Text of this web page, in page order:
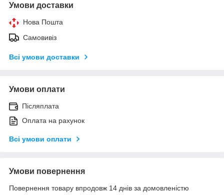
Умови доставки
Нова Пошта
Самовивіз
Всі умови доставки
Умови оплати
Післяплата
Оплата на рахунок
Всі умови оплати
Умови повернення
Повернення товару впродовж 14 днів за домовленістю